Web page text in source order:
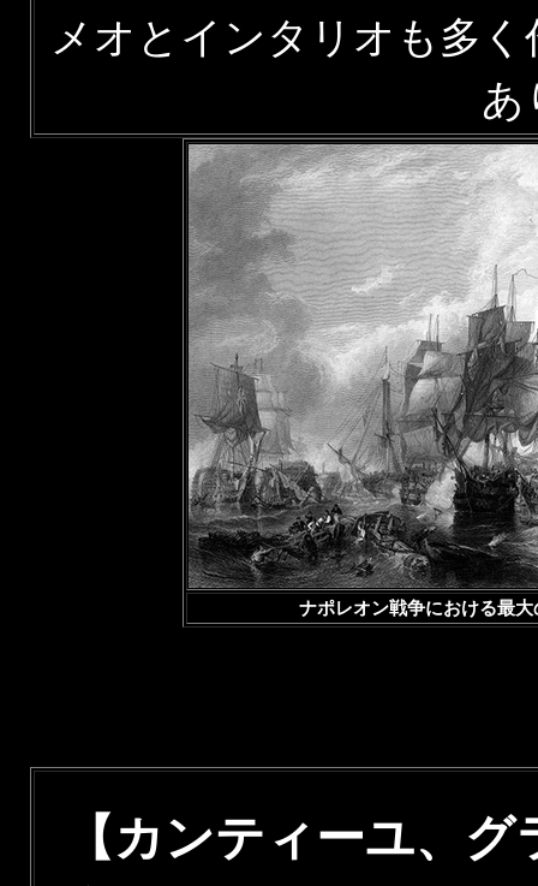
メオとインタリオも多
あ
ナポレオン戦争における最
【カンティーユ、